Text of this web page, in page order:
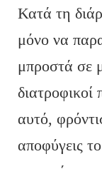
Κατά τη
μόνο να
μπροστά σε
αυτό,
αποφύγεις